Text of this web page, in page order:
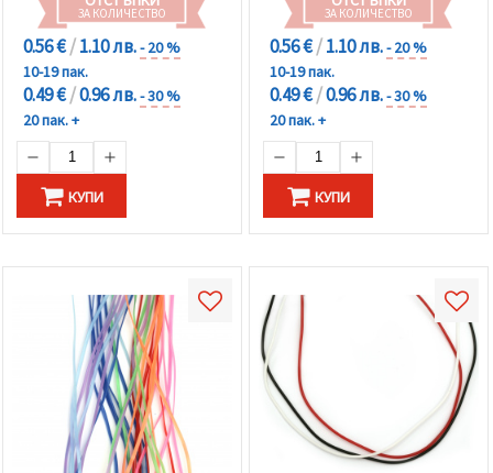
бисквитките
ЗА КОЛИЧЕСТВО
0.56 €/1.10 лв.- 20 %
10-19 пак.
0.49 €/0.96 лв.- 30 %
20 пак. +
КУПИ
ЗА КОЛИЧЕСТВО
0.56 €/1.10 лв.- 20 %
10-19 пак.
0.49 €/0.96 лв.- 30 %
20 пак. +
КУПИ